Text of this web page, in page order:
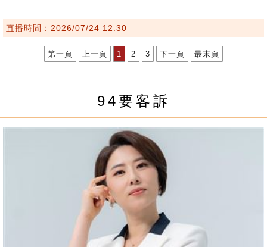
直播時間：2026/07/24 12:30
第一頁 上一頁 1 2 3 下一頁 最末頁
94要客訴